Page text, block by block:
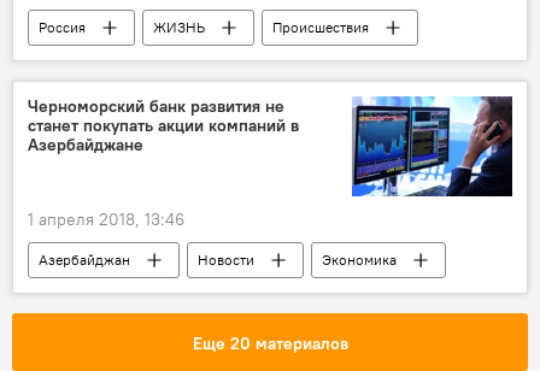
Россия ЖИЗНЬ
Происшествия
АНАЛИТИКА
Новости
Россия
Пожары
риск Регионы
Черноморский банк развития не
станет покупать акции компаний в
Азербайджане
1 апреля 2018, 13:46
Азербайджан Новости Экономика
Еще 20 материалов